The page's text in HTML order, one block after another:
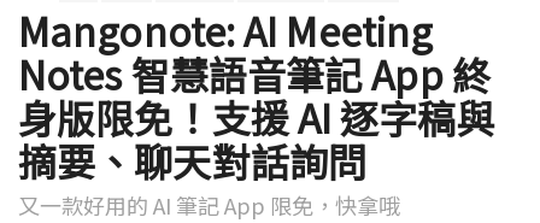
Mangonote: AI Meeting
Notes 智慧語音筆記 App 終
身版限免！支援 AI 逐字稿與
摘要、聊天對話詢問
又一款好用的 AI 筆記 App 限免，快拿哦